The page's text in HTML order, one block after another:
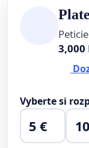
3,000
Vyberte si
5 €